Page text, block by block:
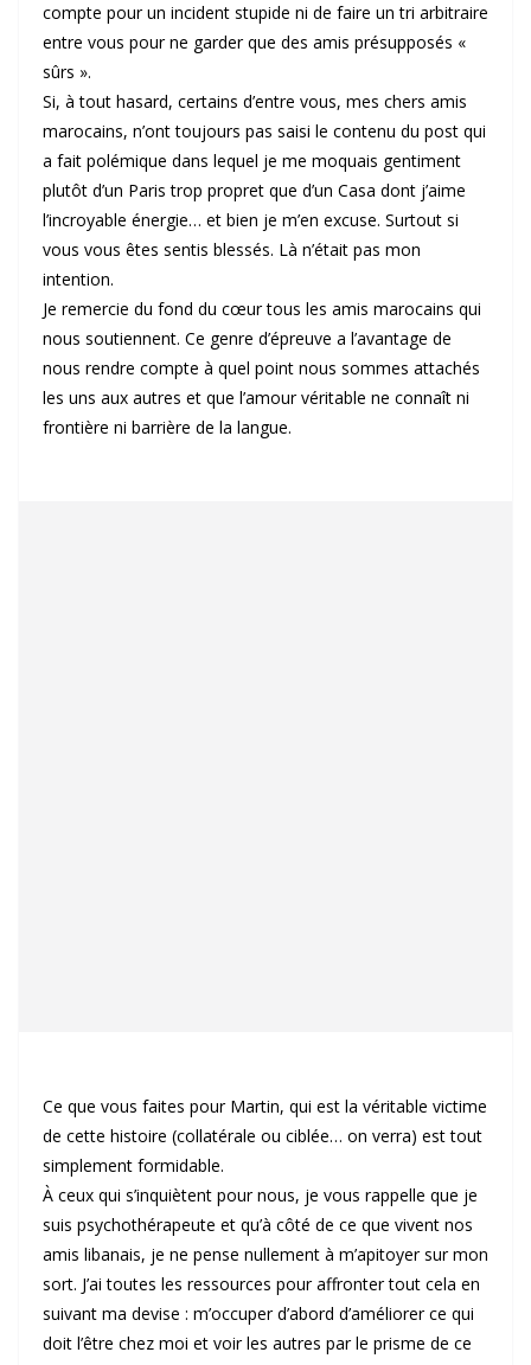
compte pour un incident stupide ni de faire un tri arbitraire
entre vous pour ne garder que des amis présupposés «
sûrs ».
Si, à tout hasard, certains d’entre vous, mes chers amis
marocains, n’ont toujours pas saisi le contenu du post qui
a fait polémique dans lequel je me moquais gentiment
plutôt d’un Paris trop propret que d’un Casa dont j’aime
l’incroyable énergie… et bien je m’en excuse. Surtout si
vous vous êtes sentis blessés. Là n’était pas mon
intention.
Je remercie du fond du cœur tous les amis marocains qui
nous soutiennent. Ce genre d’épreuve a l’avantage de
nous rendre compte à quel point nous sommes attachés
les uns aux autres et que l’amour véritable ne connaît ni
frontière ni barrière de la langue.
Ce que vous faites pour Martin, qui est la véritable victime
de cette histoire (collatérale ou ciblée… on verra) est tout
simplement formidable.
À ceux qui s’inquiètent pour nous, je vous rappelle que je
suis psychothérapeute et qu’à côté de ce que vivent nos
amis libanais, je ne pense nullement à m’apitoyer sur mon
sort. J’ai toutes les ressources pour affronter tout cela en
suivant ma devise : m’occuper d’abord d’améliorer ce qui
doit l’être chez moi et voir les autres par le prisme de ce